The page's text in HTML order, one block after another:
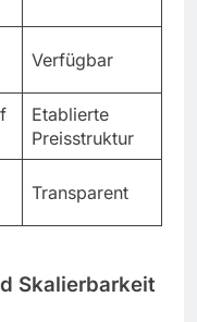
Verfügbar
Etablierte
Preisstruktur
Transparent
Skalierbarkeit